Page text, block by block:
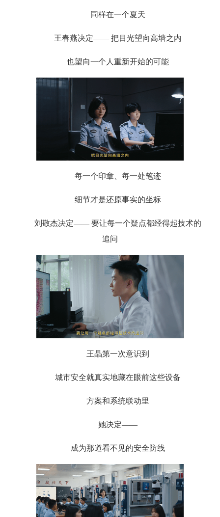
同样在一个夏天
王春燕决定—— 把目光望向高墙之内
也望向一个人重新开始的可能
每一个印章、每一处笔迹
细节才是还原事实的坐标
刘敬杰决定—— 要让每一个疑点都经得起技术的
追问
王晶第一次意识到
城市安全就真实地藏在眼前这些设备
方案和系统联动里
她决定——
成为那道看不见的安全防线